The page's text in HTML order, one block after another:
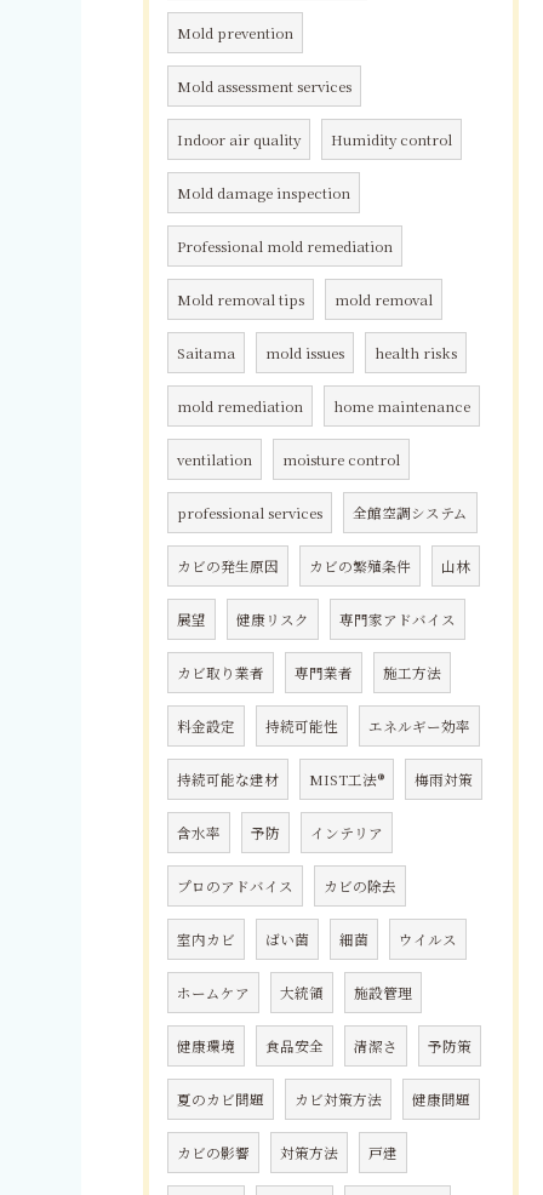
Mold prevention
Mold assessment services
Indoor air quality Humidity control
Mold damage inspection
Professional mold remediation
Mold removal tips mold removal
Saitama mold issues health risks
mold remediation home maintenance
ventilation moisture control
professional services 全館空調システム
カビの発生原因 カビの繁殖条件 山林
展望 健康リスク 専門家アドバイス
カビ取り業者 専門業者 施工方法
料金設定 持続可能性 エネルギー効率
持続可能な建材 MIST工法® 梅雨対策
含水率 予防 インテリア
プロのアドバイス カビの除去
室内カビ ばい菌 細菌 ウイルス
ホームケア 大統領 施設管理
健康環境 食品安全 清潔さ 予防策
夏のカビ問題 カビ対策方法 健康問題
カビの影響 対策方法 戸建